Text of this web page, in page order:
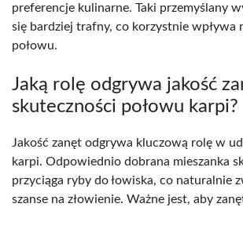
preferencje kulinarne. Taki przemyślany
się bardziej trafny, co korzystnie wpływa
połowu.
Jaką rolę odgrywa jakość
skuteczności połowu karpi?
Jakość zanęt odgrywa kluczową rolę w
karpi. Odpowiednio dobrana mieszanka
przyciąga ryby do łowiska, co naturalnie
szanse na złowienie. Ważne jest, aby